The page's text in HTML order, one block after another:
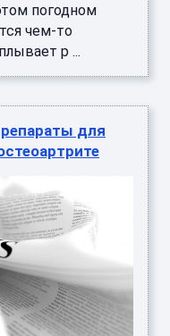
погодном
чем-то
р ...
для